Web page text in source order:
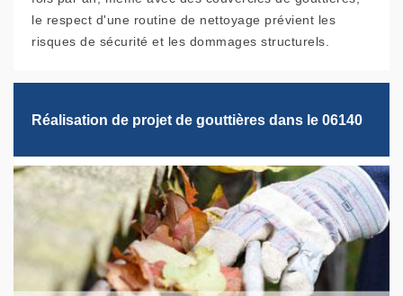
le respect d'une routine de nettoyage prévient les
risques de sécurité et les dommages structurels.
Réalisation de projet de gouttières dans le 06140